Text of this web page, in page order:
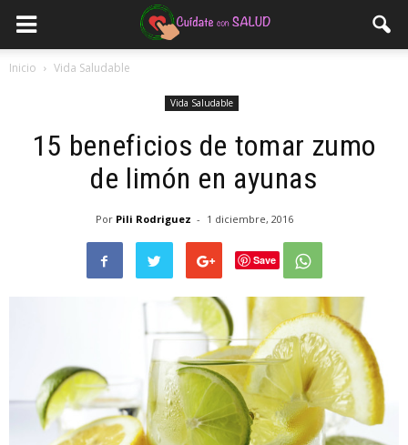
Inicio Vida Saludable
Vida Saludable
15 beneficios de tomar zumo
de limón en ayunas
Por Pili Rodriguez - 1 diciembre, 2016
Save